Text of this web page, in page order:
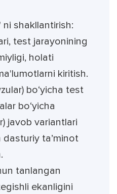
ni shakllantirish:
test jarayonining
holati
kiritish.
bo‘yicha test
bo‘yicha
javob variantlari
ta’minot
tanlangan
ekanligini